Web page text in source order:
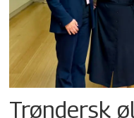
Trøndersk